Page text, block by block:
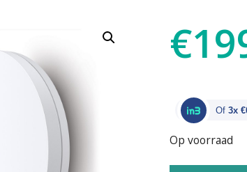
€
Of 3x
Op voorraad